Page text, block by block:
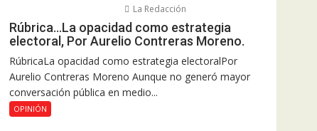
La Redacción
Rúbrica…La opacidad como estrategia
electoral, Por Aurelio Contreras Moreno.
RúbricaLa opacidad como estrategia electoralPor
Aurelio Contreras Moreno Aunque no generó mayor
conversación pública en medio...
OPINIÓN